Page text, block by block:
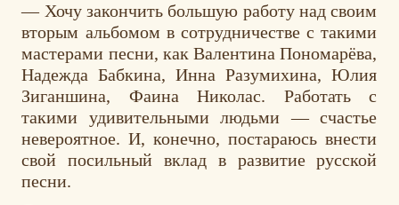
— Хочу закончить большую работу над своим
вторым альбомом в сотрудничестве с такими
мастерами песни, как Валентина Пономарёва,
Надежда Бабкина, Инна Разумихина, Юлия
Зиганшина, Фаина Николас. Работать с
такими удивительными людьми — счастье
невероятное. И, конечно, постараюсь внести
свой посильный вклад в развитие русской
песни.